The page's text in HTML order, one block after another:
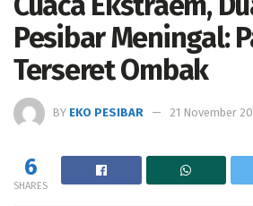
Pesibar Meningal:
Terseret Ombak
BY EKO PESIBAR 21 November
6
SHARES